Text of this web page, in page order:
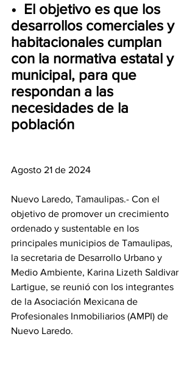
•⁠  ⁠El objetivo es que los
desarrollos comerciales y
habitacionales cumplan
con la normativa estatal y
municipal, para que
respondan a las
necesidades de la
población
Agosto 21 de 2024
Nuevo Laredo, Tamaulipas.- Con el
objetivo de promover un crecimiento
ordenado y sustentable en los
principales municipios de Tamaulipas,
la secretaria de Desarrollo Urbano y
Medio Ambiente, Karina Lizeth Saldivar
Lartigue, se reunió con los integrantes
de la Asociación Mexicana de
Profesionales Inmobiliarios (AMPI) de
Nuevo Laredo.